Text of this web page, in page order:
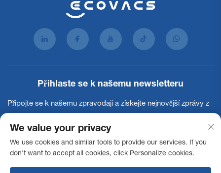
Přihlaste se k našemu newsletteru
Připojte se k našemu zpravodaji a získejte nejnovější zprávy z
Přihlásit se k odběru
We value your privacy
We use cookies and similar tools to provide our services. If you
don't want to accept all cookies, click Personalize cookies.